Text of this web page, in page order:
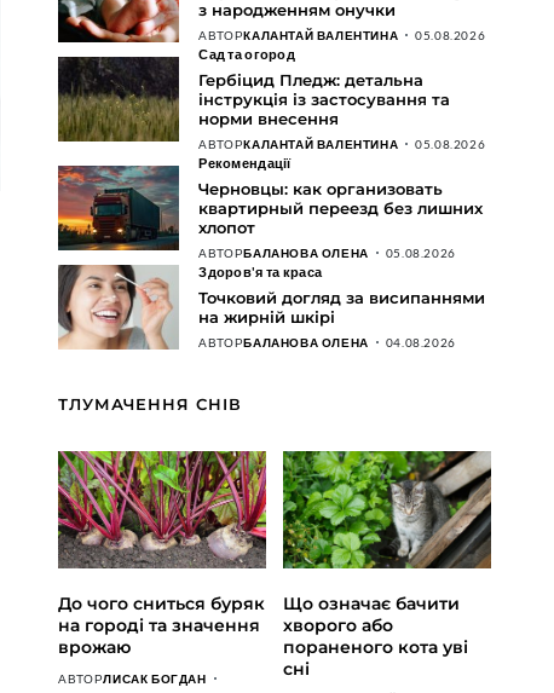
з народженням онучки
АВТОРКАЛАНТАЙ ВАЛЕНТИНА 05.08.2026
Сад та огород
Гербіцид Пледж: детальна
інструкція із застосування та
норми внесення
АВТОРКАЛАНТАЙ ВАЛЕНТИНА 05.08.2026
Рекомендації
Черновцы: как организовать
квартирный переезд без лишних
хлопот
АВТОРБАЛАНОВА ОЛЕНА 05.08.2026
Здоров'я та краса
Точковий догляд за висипаннями
на жирній шкірі
АВТОРБАЛАНОВА ОЛЕНА 04.08.2026
ТЛУМАЧЕННЯ СНІВ
До чого сниться буряк
на городі та значення
врожаю
АВТОРЛИСАК БОГДАН
Що означає бачити
хворого або
пораненого кота уві
сні